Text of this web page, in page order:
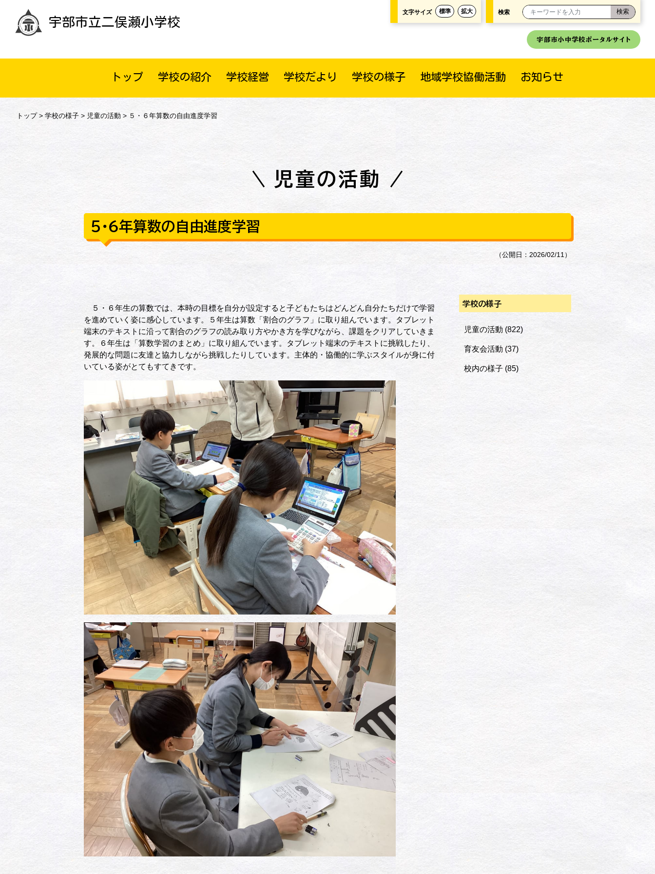
宇部市立二俣瀬小学校
文字サイズ 標準 拡大 検索
宇部市小中学校ポータルサイト
トップ 学校の紹介 学校経営 学校だより 学校の様子 地域学校協働活動 お知らせ
トップ> 学校の様子> 児童の活動 > ５・６年算数の自由進度学習
児童の活動
５・６年算数の自由進度学習
（公開日：2026/02/11）
５・６年生の算数では、本時の目標を自分が設定すると子どもたちはどんどん自分たちだけで学習
を進めていく姿に感心しています。５年生は算数「割合のグラフ」に取り組んでいます。タブレット
端末のテキストに沿って割合のグラフの読み取り方やかき方を学びながら、課題をクリアしていきま
す。６年生は「算数学習のまとめ」に取り組んでいます。タブレット端末のテキストに挑戦したり、
発展的な問題に友達と協力しながら挑戦したりしています。主体的・協働的に学ぶスタイルが身に付
いている姿がとてもすてきです。
学校の様子
児童の活動 (822)
育友会活動 (37)
校内の様子 (85)